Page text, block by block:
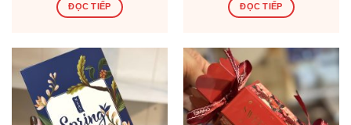
ĐỌC TIẾP ĐỌC TIẾP